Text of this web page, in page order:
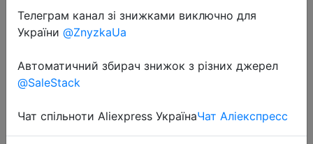
2022-08-14
TWS-наушники Haylou GT5 с
сенсорным управлением и
Телеграм канал зі знижками виключно для
України @ZnyzkaUa
Автоматичний збирач знижок з різних джерел
@SaleStack
Чат спільноти Aliexpress УкраїнаЧат Аліекспресс